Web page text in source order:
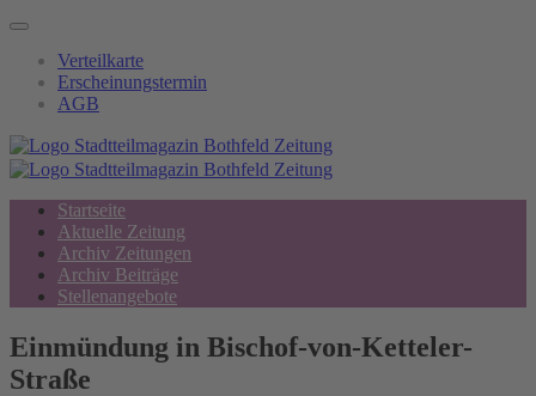
Verteilkarte
Erscheinungstermin
AGB
Startseite
Aktuelle Zeitung
Archiv Zeitungen
Archiv Beiträge
Stellenangebote
Einmündung in Bischof-von-Ketteler-
Straße